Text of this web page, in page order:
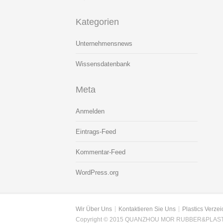
Kategorien
Unternehmensnews
Wissensdatenbank
Meta
Anmelden
Eintrags-Feed
Kommentar-Feed
WordPress.org
Wir Über Uns Kontaktieren Sie Uns
Plastics
Copyright © 2015 QUANZHOU MOR